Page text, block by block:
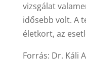
vizsgálat
idősebb volt. A
életkort, az
Forrás: Dr. Káli